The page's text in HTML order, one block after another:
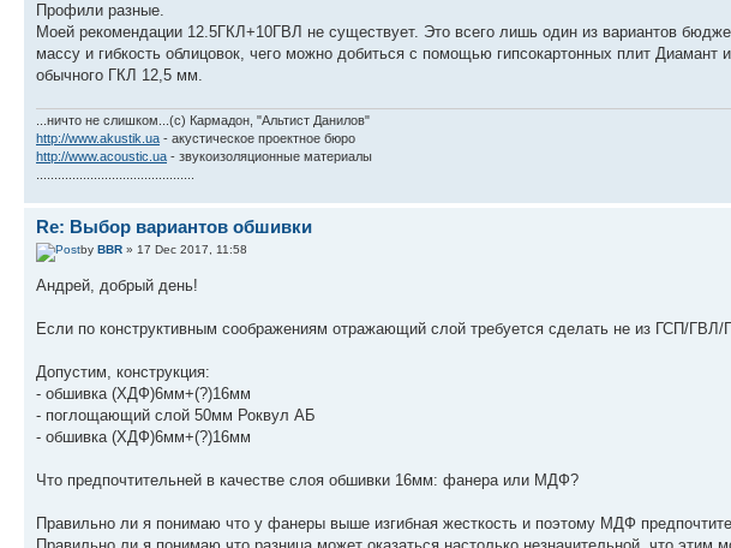
Профили разные.
Моей рекомендации 12.5ГКЛ+10ГВЛ не существует. Это всего лишь один из вариантов
массу и гибкость облицовок, чего можно добиться с помощью гипсокартонных плит
обычного ГКЛ 12,5 мм.
...ничто не слишком...(с) Кармадон, "Альтист Данилов"
http://www.akustik.ua - акустическое проектное бюро
http://www.acoustic.ua - звукоизоляционные материалы
Re: Выбор вариантов обшивки
by BBR » 17 Dec 2017, 11:58
Андрей, добрый день!
Если по конструктивным соображениям отражающий слой требуется сделать не из ГСП/
Допустим, конструкция:
- обшивка (ХДФ)6мм+(?)16мм
- поглощающий слой 50мм Роквул АБ
- обшивка (ХДФ)6мм+(?)16мм
Что предпочтительней в качестве слоя обшивки 16мм: фанера или МДФ?
Правильно ли я понимаю что у фанеры выше изгибная жесткость и поэтому МДФ